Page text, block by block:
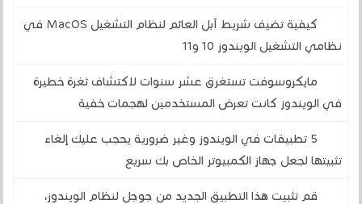
كيفية تضيف شريط آبل العائم لنظام التشغيل MacOS في
نظامي التشغيل الويندوز 10 و11
مايكروسوفت تستغرق عشر سنوات لاكتشاف ثغرة خطيرة
في الويندوز كانت تعرض المستخدمين لهجمات خفية
5 تطبيقات في الويندوز وغير ضرورية يحجب عليك إلغاء
تثبيتها لجعل جهاز الكمبيوتر الخاص بك سريع
قم تثبيت هذا التطبيق الجديد من جوجل لنظام الويندوز،